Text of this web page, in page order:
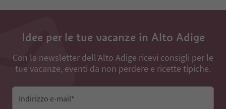
Idee per le tue vacanze in Alto Adige
Con la newsletter dell’Alto Adige ricevi consigli per le
tue vacanze, eventi da non perdere e ricette tipiche.
Indirizzo e-mail*